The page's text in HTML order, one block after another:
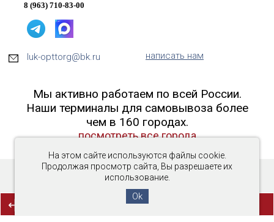
На этом сайте используются файлы cookie.
Продолжая просмотр сайта, Вы разрешаете их
использование.
Ok
СРАВНЕНИЕ
8 (963) 710-83-00
luk-opttorg@bk.ru написать нам
Мы активно работаем по всей России.
Наши терминалы для самовывоза более
чем в 160 городах.
посмотреть все города
Copyright © 2016-2026 «Люк-ОптТорг»